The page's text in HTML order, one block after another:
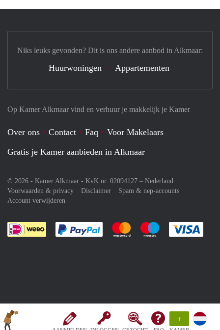
+
Op Kamer Alkmaar vind en verhuur je makkelijk je Kamer
Over ons Contact Faq
Voor Makelaars
Gratis je Kamer aanbieden in Alkmaar
© 2026 - Kamer Alkmaar - KvK nr. 02094127 – Nederland
Voorwaarden & privacy
Disclaimer
Spam & nep-accounts
Account verwijderen
Je rekent gemakkelijk af met Paypal
Je rekent gemakkelijk af met
Je rekent
Niks leuks gevonden? Dit is ons andere aanbod in Alkmaar:
Huurwoningen Appartementen